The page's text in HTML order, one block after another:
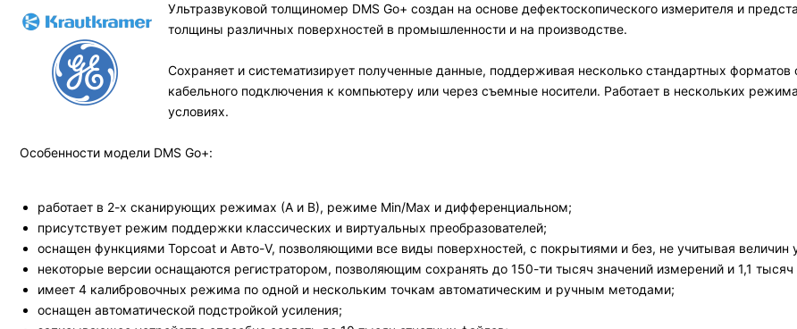
Ультразвуковой толщиномер DMS Go+ создан на основе дефектоскопического измерителя и
толщины различных поверхностей в промышленности и на производстве.
Сохраняет и систематизирует полученные данные, поддерживая несколько стандартных
кабельного подключения к компьютеру или через съемные носители. Работает в нескольких
условиях.
Особенности модели DMS Go+:
работает в 2-х сканирующих режимах (А и В), режиме Min/Max и дифференциальном;
присутствует режим поддержки классических и виртуальных преобразователей;
оснащен функциями Topcoat и Авто-V, позволяющими все виды поверхностей, с покрытиями и без, не учитывая величин
некоторые версии оснащаются регистратором, позволяющим сохранять до 150-ти тысяч значений измерений и 1,1
имеет 4 калибровочных режима по одной и нескольким точкам автоматическим и ручным методами;
оснащен автоматической подстройкой усиления;